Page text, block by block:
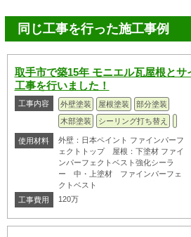
同じ工事を行った施工事例
取手市で築15年 モニエル瓦屋根と
工事を行いました！
工事内容 外壁塗装 屋根塗装
部分塗装
木部塗装
シーリング打ち替え
使用材料
外壁：日本ペイント ファインパーフ
ェクトトップ 屋根：下塗材 ファイ
ンパーフェクトベスト強化シーラ
ー 中・上塗材 ファインパーフェ
クトベスト
工事費用
120万